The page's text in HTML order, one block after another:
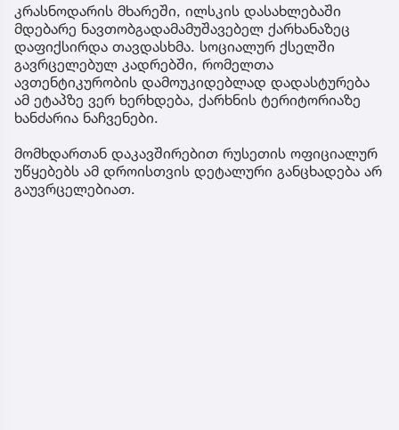
კრასნოდარის მხარეში, ილსკის დასახლებაში
მდებარე ნავთობგადამამუშავებელ ქარხანაზეც
დაფიქსირდა თავდასხმა. სოციალურ ქსელში
გავრცელებულ კადრებში, რომელთა
ავთენტიკურობის დამოუკიდებლად დადასტურება
ამ ეტაპზე ვერ ხერხდება, ქარხნის ტერიტორიაზე
ხანძარია ნაჩვენები.
მომხდართან დაკავშირებით რუსეთის ოფიციალურ
უწყებებს ამ დროისთვის დეტალური განცხადება არ
გაუვრცელებიათ.